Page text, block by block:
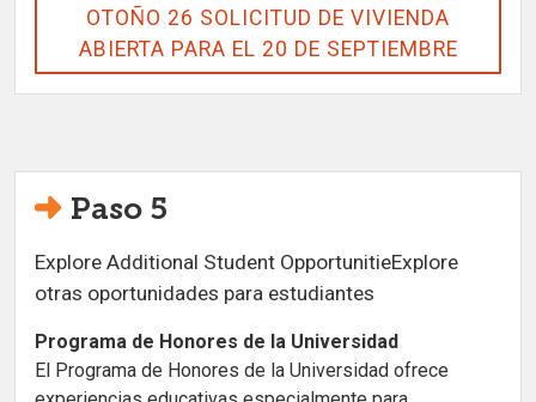
OTOÑO 26 SOLICITUD DE VIVIENDA
ABIERTA PARA EL 20 DE SEPTIEMBRE
Paso 5
Explore Additional Student OpportunitieExplore
otras oportunidades para estudiantes
Programa de Honores de la Universidad
El Programa de Honores de la Universidad ofrece